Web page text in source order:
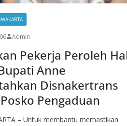
Admin
Pekerja Peroleh
Anne
Disnakertrans
Pengaduan
– Untuk membantu memastikan